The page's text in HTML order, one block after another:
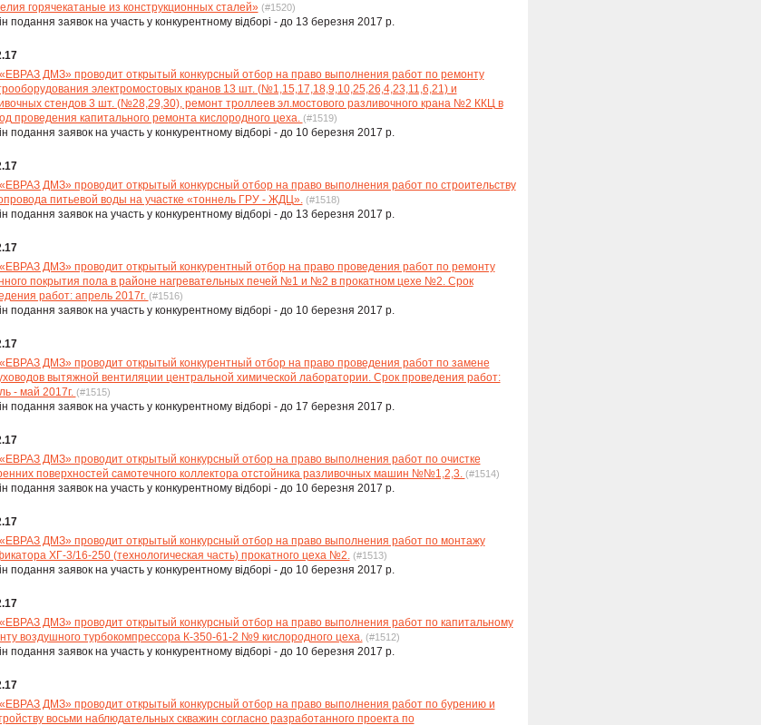
горячекатаные из конструкционных сталей»(#1520)
подання заявок на участь у конкурентному відборі - до 13 березня 2017 р.
ДМЗ» проводит открытый конкурсный отбор на право выполнения работ по ремонту
электромостовых кранов 13 шт. (№1,15,17,18,9,10,25,26,4,23,11,6,21) и
стендов 3 шт. (№28,29,30), ремонт троллеев эл.мостового разливочного крана №2 ККЦ в
проведения капитального ремонта кислородного цеха. (#1519)
подання заявок на участь у конкурентному відборі - до 10 березня 2017 р.
ДМЗ» проводит открытый конкурсный отбор на право выполнения работ по строительству
питьевой воды на участке «тоннель ГРУ - ЖДЦ». (#1518)
подання заявок на участь у конкурентному відборі - до 13 березня 2017 р.
ДМЗ» проводит открытый конкурентный отбор на право проведения работ по ремонту
покрытия пола в районе нагревательных печей №1 и №2 в прокатном цехе №2. Срок
работ: апрель 2017г. (#1516)
подання заявок на участь у конкурентному відборі - до 10 березня 2017 р.
ДМЗ» проводит открытый конкурентный отбор на право проведения работ по замене
вытяжной вентиляции центральной химической лаборатории. Срок проведения работ:
- май 2017г. (#1515)
подання заявок на участь у конкурентному відборі - до 17 березня 2017 р.
ДМЗ» проводит открытый конкурсный отбор на право выполнения работ по очистке
поверхностей самотечного коллектора отстойника разливочных машин №№1,2,3. (#1514)
подання заявок на участь у конкурентному відборі - до 10 березня 2017 р.
ДМЗ» проводит открытый конкурсный отбор на право выполнения работ по монтажу
ХГ-3/16-250 (технологическая часть) прокатного цеха №2. (#1513)
подання заявок на участь у конкурентному відборі - до 10 березня 2017 р.
ДМЗ» проводит открытый конкурсный отбор на право выполнения работ по капитальному
воздушного турбокомпрессора К-350-61-2 №9 кислородного цеха. (#1512)
подання заявок на участь у конкурентному відборі - до 10 березня 2017 р.
ДМЗ» проводит открытый конкурсный отбор на право выполнения работ по бурению и
восьми наблюдательных скважин согласно разработанного проекта по